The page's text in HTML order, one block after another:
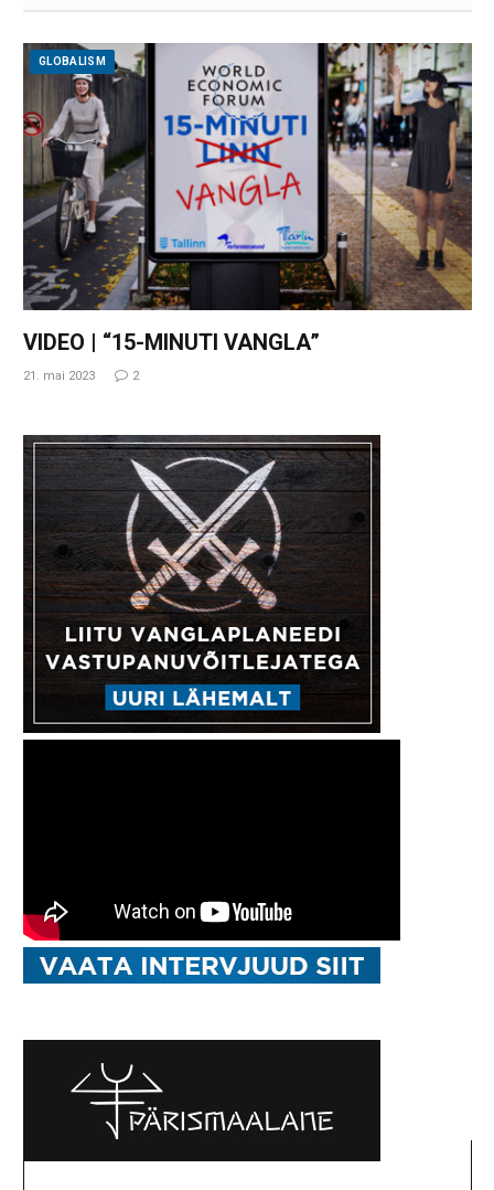
GLOBALISM
VIDEO | “15-MINUTI VANGLA”
21. mai 2023 2